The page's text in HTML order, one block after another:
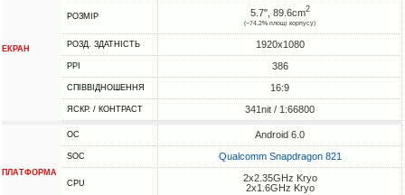
ЕКРАН
РОЗМІР 5.7", 89.6cm2
(~74.2% площі корпусу)
РОЗД. ЗДАТНІСТЬ 1920x1080
PPI 386
СПІВВІДНОШЕННЯ 16:9
ЯСКР. / КОНТРАСТ 341nit / 1:66800
ПЛАТФОРМА
ОС Android 6.0
SOC Qualcomm Snapdragon 821
CPU
2x2.35GHz Kryo
2x1.6GHz Kryo